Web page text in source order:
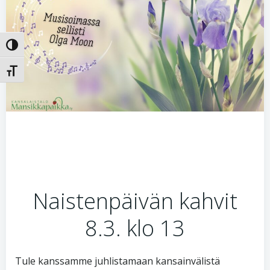
Toggle High Contrast
Toggle Font size
Naistenpäivän kahvit
8.3. klo 13
Tule kanssamme juhlistamaan kansainvälistä